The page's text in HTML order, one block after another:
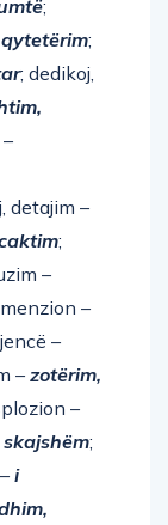
;
qytetërim;
; dedikoj,
detajim –
;
–
–
–
–zotërim,
–
;
i